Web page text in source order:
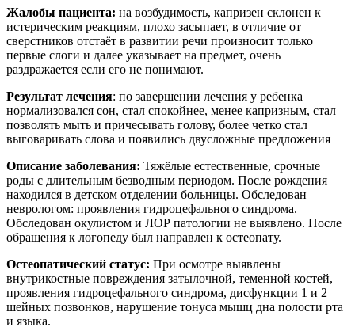
Жалобы пациента: на возбудимость, капризен склонен к
истерическим реакциям, плохо засыпает, в отличие от
сверстников отстаёт в развитии речи произносит только
первые слоги и далее указывает на предмет, очень
раздражается если его не понимают.
Результат лечения: по завершении лечения у ребенка
нормализовался сон, стал спокойнее, менее капризным, стал
позволять мыть и причесывать голову, более четко стал
выговаривать слова и появились двусложные предложения
Описание заболевания: Тяжёлые естественные, срочные
роды с длительным безводным периодом. После рождения
находился в детском отделении больницы. Обследован
неврологом: проявления гидроцефального синдрома.
Обследован окулистом и ЛОР патологии не выявлено. После
обращения к логопеду был направлен к остеопату.
Остеопатический статус: При осмотре выявлены
внутрикостные повреждения затылочной, теменной костей,
проявления гидроцефального синдрома, дисфункции 1 и 2
шейных позвонков, нарушение тонуса мышц дна полости рта
и языка.